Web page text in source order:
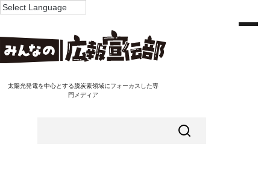
太陽光発電を中心とする脱炭素領域にフォーカスした専
門メディア